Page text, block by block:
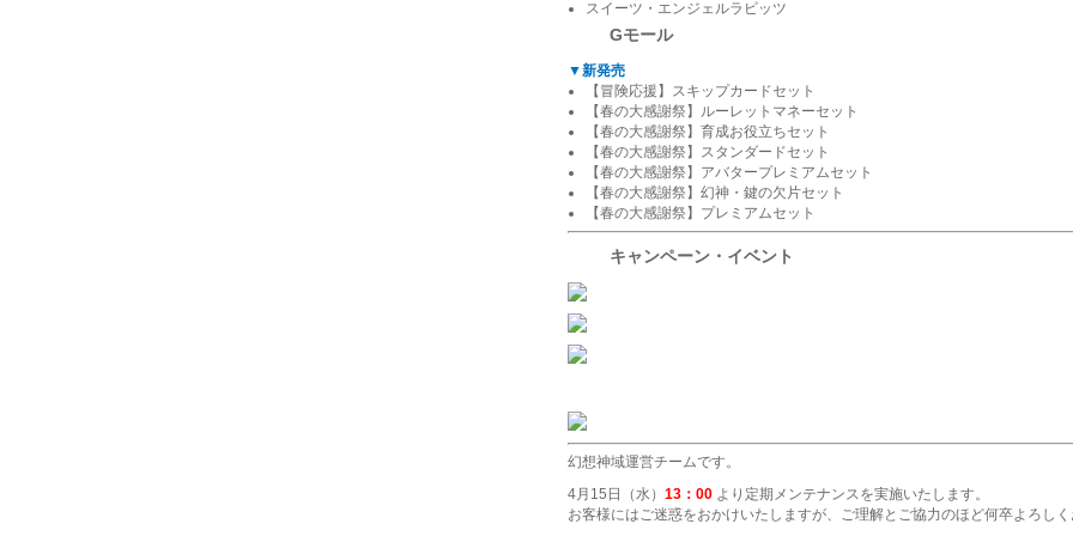
スイーツ・エンジェルラビッツ
Gモール
▼新発売
【冒険応援】スキップカードセット
【春の大感謝祭】ルーレットマネーセット
【春の大感謝祭】育成お役立ちセット
【春の大感謝祭】スタンダードセット
【春の大感謝祭】アバタープレミアムセット
【春の大感謝祭】幻神・鍵の欠片セット
【春の大感謝祭】プレミアムセット
キャンペーン・イベント
幻想神域運営チームです。
4月15日（水） 13：00より定期メンテナンスを実施いたします。
お客様にはご迷惑をおかけいたしますが、ご理解とご協力のほど何卒よろしく